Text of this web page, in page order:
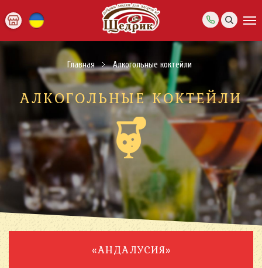
Главная Алкогольные коктейли
АЛКОГОЛЬНЫЕ КОКТЕЙЛИ
«АНДАЛУСИЯ»